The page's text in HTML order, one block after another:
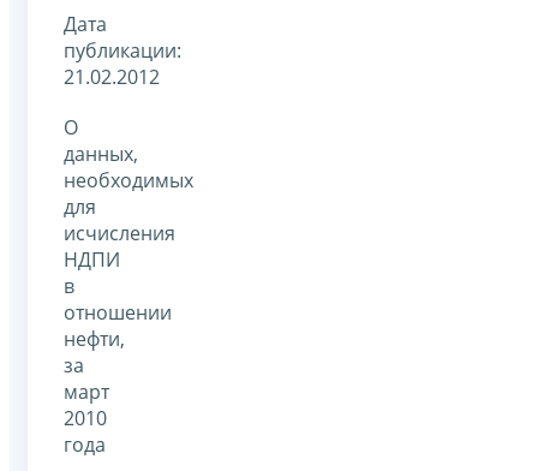
Дата
публикации:
21.02.2012
О
данных,
необходимых
для
исчисления
НДПИ
в
отношении
нефти,
за
март
2010
года